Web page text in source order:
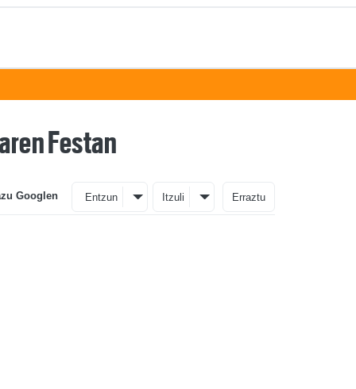
Festan
Googlen Entzun Itzuli Erraztu